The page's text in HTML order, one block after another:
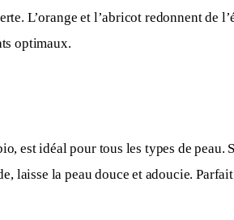
L’orange et l’abricot redonnent de
optimaux.
est idéal pour tous les types de peau.
laisse la peau douce et adoucie.